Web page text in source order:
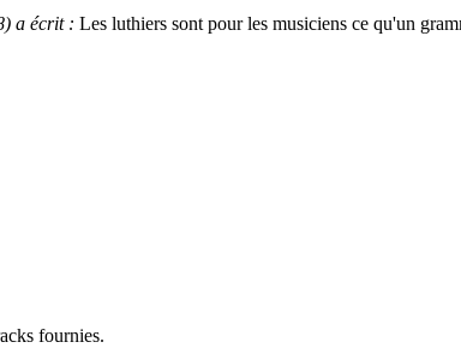
a écrit : Les luthiers sont pour les musiciens ce qu'un
fournies.